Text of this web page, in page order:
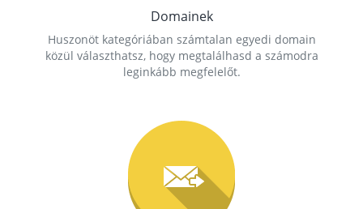
Domainek
Huszonöt kategóriában számtalan egyedi domain
közül választhatsz, hogy megtalálhasd a számodra
leginkább megfelelőt.